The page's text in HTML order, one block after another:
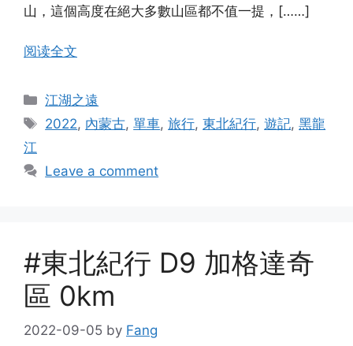
山，這個高度在絕大多數山區都不值一提，[……]
阅读全文
Categories
江湖之遠
Tags
2022, 內蒙古,單車,旅行,東北紀行,遊記,黑龍
江
Leave a comment
#東北紀行 D9 加格達奇
區 0km
2022-09-05 by Fang